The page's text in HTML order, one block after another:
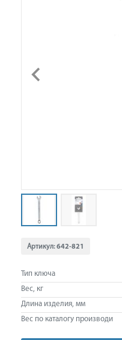
Артикул:642-821
Тип ключа
Вес, кг
Длина изделия, мм
Вес по каталогу производи